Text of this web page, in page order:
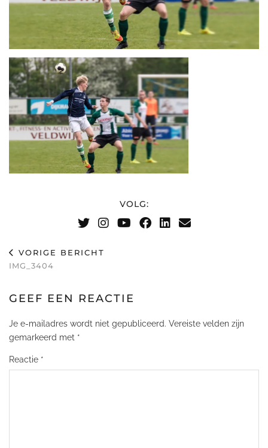
VOLG:
VORIGE BERICHT
IMG_3404
GEEF EEN REACTIE
Je e-mailadres wordt niet gepubliceerd. Vereiste velden zijn
gemarkeerd met *
Reactie *